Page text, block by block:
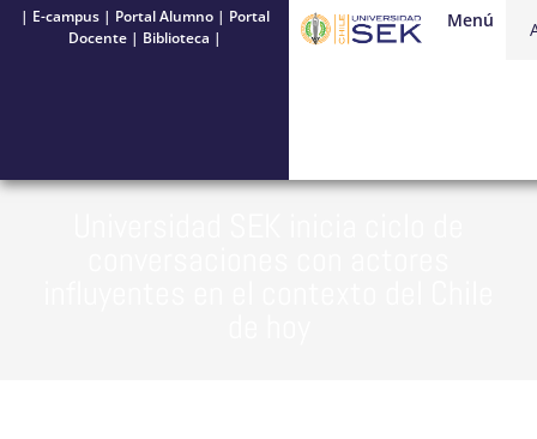
| E-campus| Portal Alumno| Portal
Docente| Biblioteca |
Menú